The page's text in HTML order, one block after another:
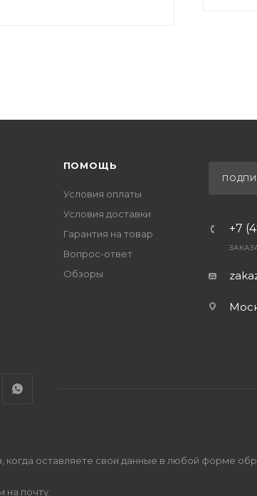
ПОМОЩЬ
Условия оплаты
Условия доставки
Гарантия на товар
Вопрос-ответ
Обзоры
+7
когда оставляете свои данные в любой форме
почту.